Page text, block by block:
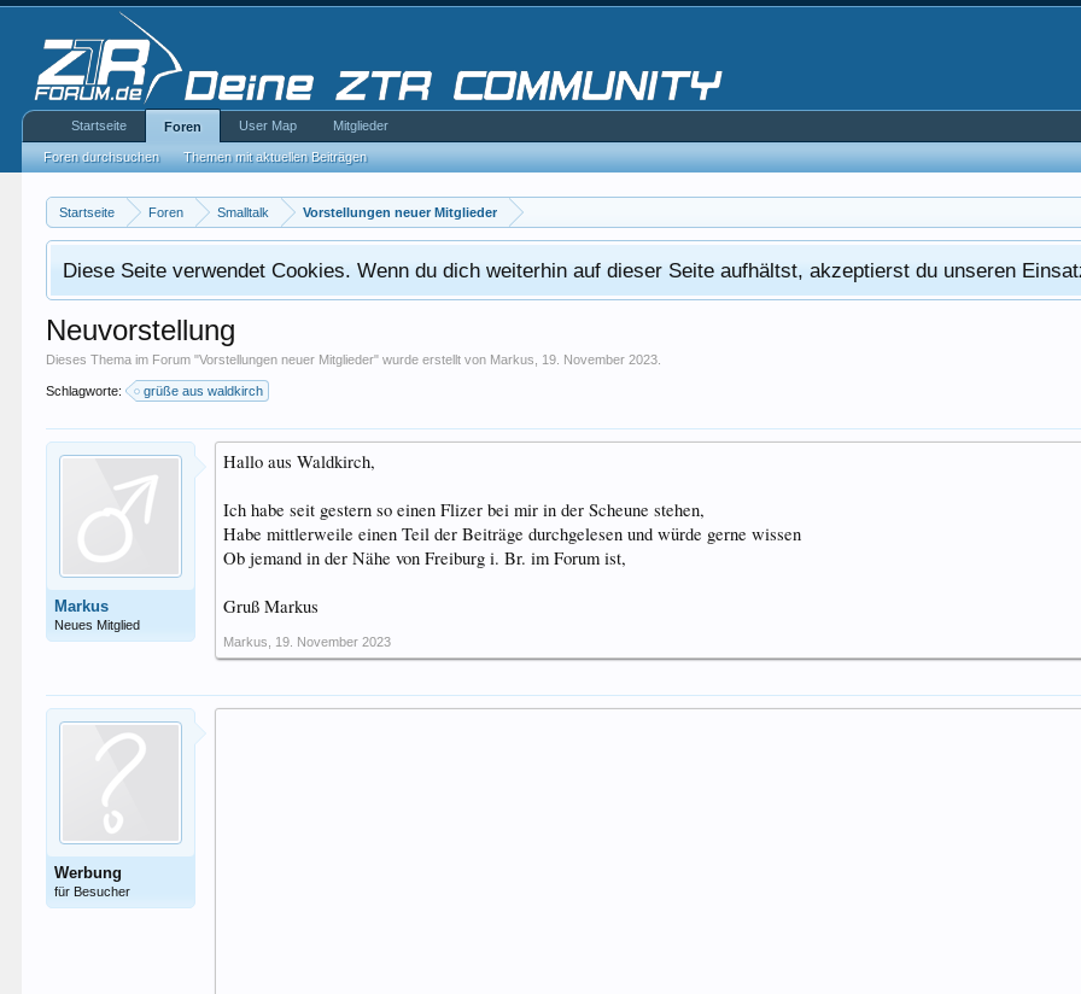
Startseite Foren Smalltalk Vorstellungen neuer Mitglieder
Diese Seite verwendet Cookies. Wenn du dich weiterhin auf dieser Seite aufhältst, akzeptierst du unseren
Neuvorstellung
Dieses Thema im Forum "Vorstellungen neuer Mitglieder" wurde erstellt von Markus 19. November 2023
Schlagworte: grüße aus waldkirch
Markus
Neues Mitglied
Hallo aus Waldkirch,
Ich habe seit gestern so einen Flizer bei mir in der Scheune stehen,
Habe mittlerweile einen Teil der Beiträge durchgelesen und würde gerne wissen
Ob jemand in der Nähe von Freiburg i. Br. im Forum ist,
Gruß Markus
Markus 19. November 2023
Werbung
für Besucher
Startseite Foren
Foren durchsuchen Themen mit aktuellen Beiträgen
User Map Mitglieder